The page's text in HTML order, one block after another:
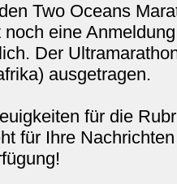
Two Oceans
eine
Der
ausgetragen.
für die
für Ihre